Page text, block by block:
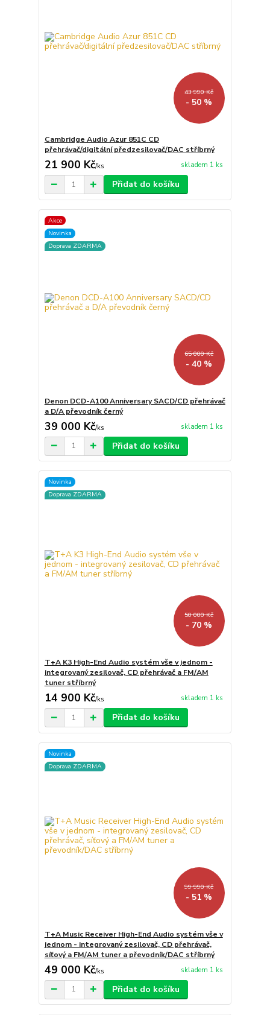
43 990 Kč
- 50 %
Cambridge Audio Azur 851C CD
přehrávač/digitální předzesilovač/DAC stříbrný
21 900 Kč/ks skladem 1 ks
Přidat do košíku
Akce
Novinka
Doprava ZDARMA
65 000 Kč
- 40 %
Denon DCD-A100 Anniversary SACD/CD přehrávač
a D/A převodník černý
39 000 Kč/ks skladem 1 ks
Přidat do košíku
Novinka
Doprava ZDARMA
50 000 Kč
- 70 %
T+A K3 High-End Audio systém vše v jednom -
integrovaný zesilovač, CD přehrávač a FM/AM
tuner stříbrný
14 900 Kč/ks skladem 1 ks
Přidat do košíku
Novinka
Doprava ZDARMA
99 990 Kč
- 51 %
T+A Music Receiver High-End Audio systém vše v
jednom - integrovaný zesilovač, CD přehrávač,
síťový a FM/AM tuner a převodník/DAC stříbrný
49 000 Kč/ks skladem 1 ks
Přidat do košíku